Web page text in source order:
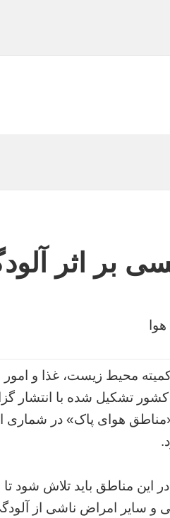
محیط زیست، غذا و امور
کشور تشکیل شده با انتشار
«مناطق هوای پاک» در شماری
این مناطق باید تلاش شود تا
و سایر امراض ناشی از